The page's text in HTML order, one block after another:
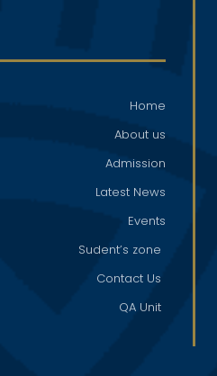
Home
About us
Admission
Latest News
Events
Sudent’s zone
Contact Us
QA Unit